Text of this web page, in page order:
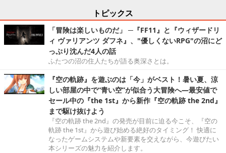
トピックス
「冒険は楽しいものだ」 ─『FF11』と『ウィザードリ
ィ ヴァリアンツ ダフネ』、"優しくないRPG"の沼にど
っぷり沈んだ4人の話
ふたつの沼の住人たちが語る奥深さとは。
『空の軌跡』を遊ぶのは「今」がベスト！暑い夏、涼
しい部屋の中で“青い空”が似合う大冒険へ―最安値で
セール中の『the 1st』から新作『空の軌跡 the 2nd』
まで駆け抜けよう
『空の軌跡 the 2nd』の発売が目前に迫る今こそ、『空の
軌跡 the 1st』から遊び始める絶好のタイミング！ 快適に
なったゲームシステムや新要素を交えながら、今遊びたい
本シリーズの魅力を紹介します。